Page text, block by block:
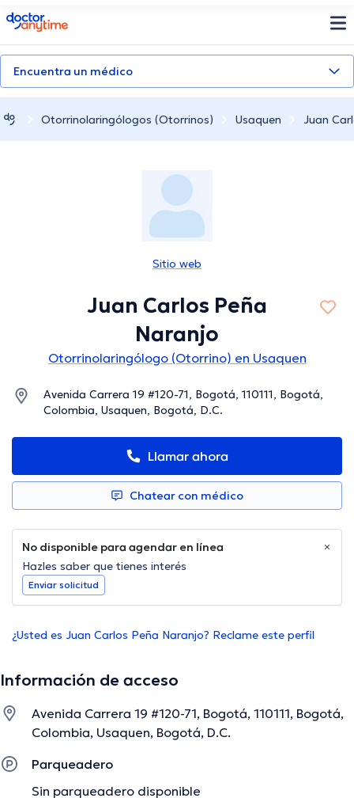
doctoranytime
Encuentra un médico
Otorrinolaringólogos (Otorrinos) Usaquen Juan
Sitio web
Juan Carlos Peña
Naranjo
Otorrinolaringólogo (Otorrino) en Usaquen
Avenida Carrera 19 #120-71, Bogotá, 110111, Bogotá,
Colombia, Usaquen, Bogotá, D.C.
Llamar ahora
Chatear con médico
No disponible para agendar en línea
Hazles saber que tienes interés
Enviar solicitud
¿Usted es Juan Carlos Peña Naranjo? Reclame este perfil
Información de acceso
Avenida Carrera 19 #120-71, Bogotá, 110111, Bogotá,
Colombia, Usaquen, Bogotá, D.C.
Parqueadero
Sin parqueadero disponible